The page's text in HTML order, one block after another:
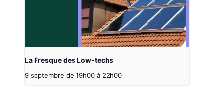
La Fresque des Low-techs
9 septembre de 19h00 à 22h00